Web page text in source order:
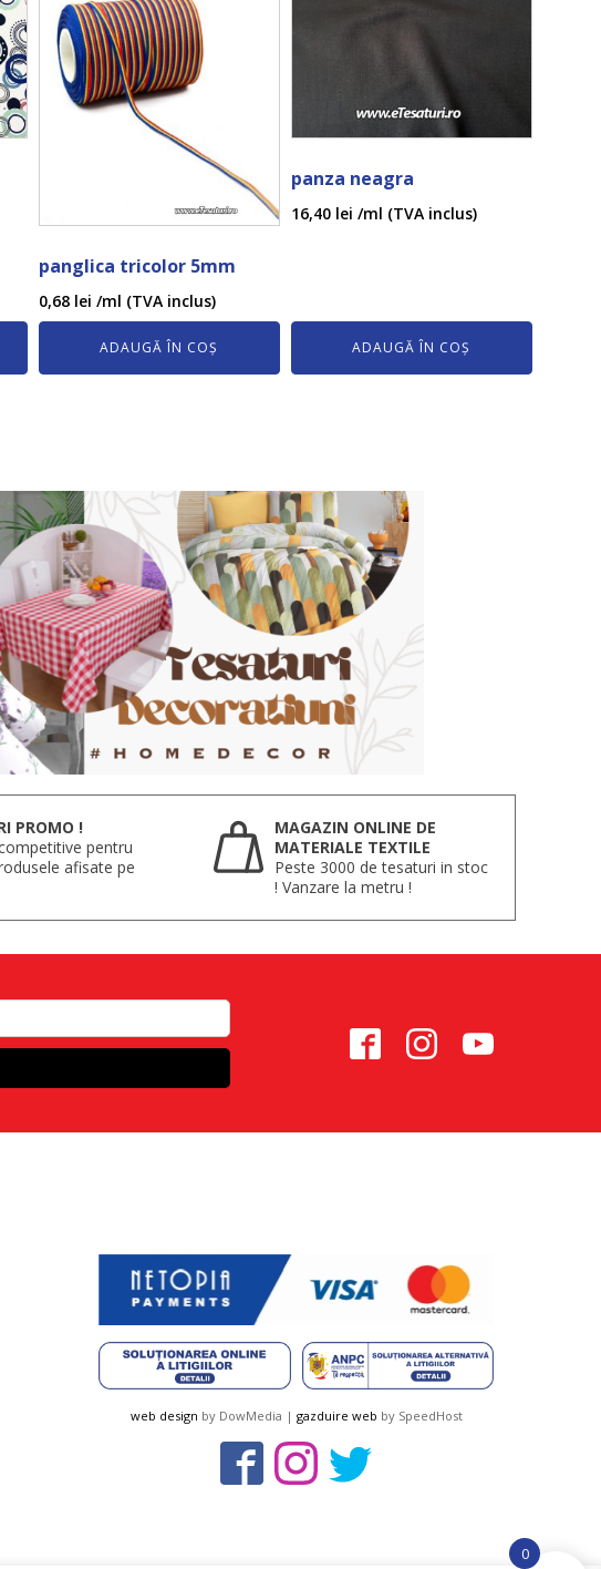
panglica tricolor 5mm
0,68 lei /ml (TVA inclus)
ADAUGĂ ÎN COȘ
panza neagra
16,40 lei /ml (TVA inclus)
ADAUGĂ ÎN COȘ
PROMO !
pentru
afisate pe
MAGAZIN ONLINE DE
MATERIALE TEXTILE
Peste 3000 de tesaturi in stoc
! Vanzare la metru !
web design by DowMedia | gazduire web by SpeedHost
0